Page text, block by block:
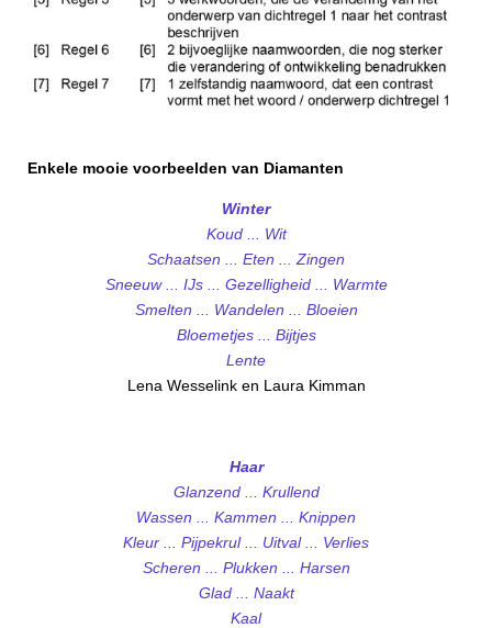
Enkele mooie voorbeelden van Diamanten
Winter
Koud ... Wit
Schaatsen ... Eten ... Zingen
Sneeuw ... IJs ... Gezelligheid ... Warmte
Smelten ... Wandelen ... Bloeien
Bloemetjes ... Bijtjes
Lente
Lena Wesselink en Laura Kimman
Haar
Glanzend ... Krullend
Wassen ... Kammen ... Knippen
Kleur ... Pijpekrul ... Uitval ... Verlies
Scheren ... Plukken ... Harsen
Glad ... Naakt
Kaal